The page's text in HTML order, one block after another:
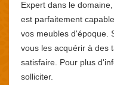
Expert dans le
est parfaitement
vos meubles d'époque.
vous les acquérir à des
satisfaire. Pour plus
solliciter.